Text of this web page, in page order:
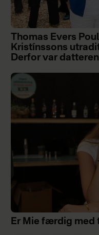
Thomas Evers
Kristínssons
Derfor var
Er Mie færdig med